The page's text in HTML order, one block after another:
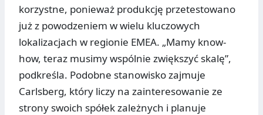
korzystne, ponieważ produkcję przetestowano
już z powodzeniem w wielu kluczowych
lokalizacjach w regionie EMEA. „Mamy know-
how, teraz musimy wspólnie zwiększyć skalę”,
podkreśla. Podobne stanowisko zajmuje
Carlsberg, który liczy na zainteresowanie ze
strony swoich spółek zależnych i planuje